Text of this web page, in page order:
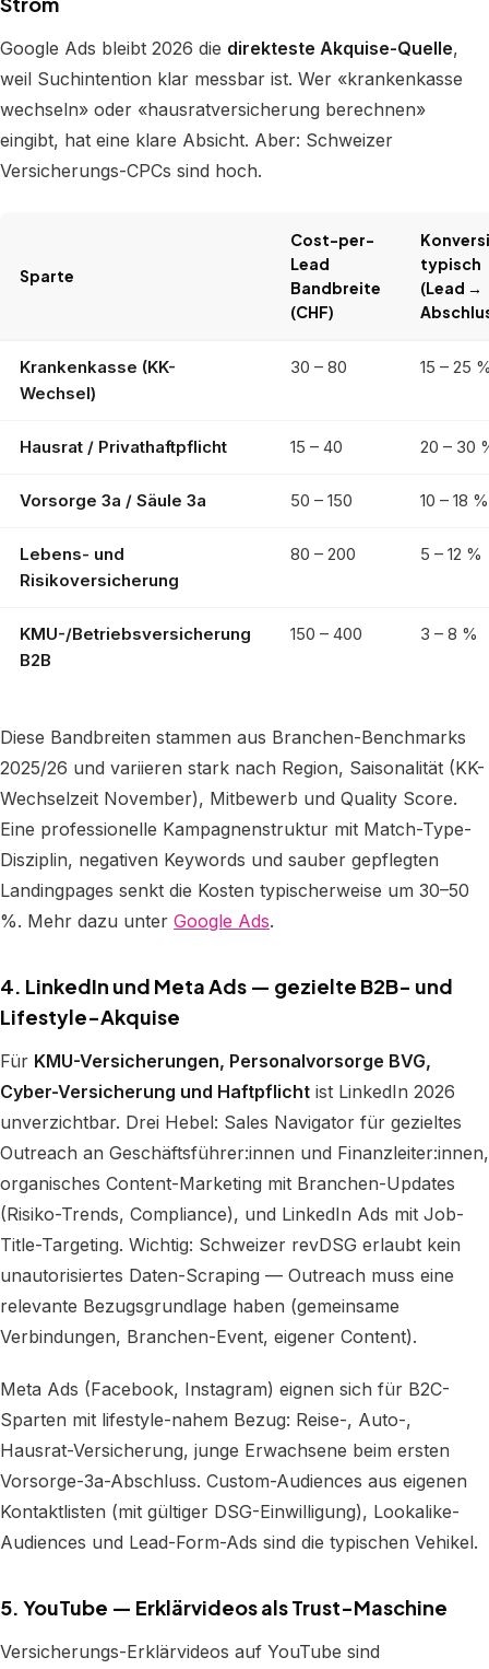
Google Ads bleibt 2026 die direkteste Akquise-Quelle,
weil Suchintention klar messbar ist. Wer «krankenkasse
wechseln» oder «hausratversicherung berechnen»
eingibt, hat eine klare Absicht. Aber: Schweizer
Versicherungs-CPCs sind hoch.
Sparte
Cost-per-
Lead
Bandbreite
(CHF)
typisch
(Lead →
Krankenkasse (KK-
Wechsel)
30 – 80 15 – 25
Hausrat / Privathaftpflicht 15 – 40 20 – 30
Vorsorge 3a / Säule 3a 50 – 150 10 – 18 %
Lebens- und
Risikoversicherung
80 – 200 5 – 12 %
KMU-/Betriebsversicherung
B2B
150 – 400 3 – 8 %
Diese Bandbreiten stammen aus Branchen-Benchmarks
2025/26 und variieren stark nach Region, Saisonalität (KK-
Wechselzeit November), Mitbewerb und Quality Score.
Eine professionelle Kampagnenstruktur mit Match-Type-
Disziplin, negativen Keywords und sauber gepflegten
Landingpages senkt die Kosten typischerweise um 30–50
%. Mehr dazu unter Google Ads.
4. LinkedIn und Meta Ads — gezielte B2B- und
Lifestyle-Akquise
Für KMU-Versicherungen, Personalvorsorge BVG,
Cyber-Versicherung und Haftpflicht ist LinkedIn 2026
unverzichtbar. Drei Hebel: Sales Navigator für gezieltes
Outreach an Geschäftsführer:innen und Finanzleiter:innen,
organisches Content-Marketing mit Branchen-Updates
(Risiko-Trends, Compliance), und LinkedIn Ads mit Job-
Title-Targeting. Wichtig: Schweizer revDSG erlaubt kein
unautorisiertes Daten-Scraping — Outreach muss eine
relevante Bezugsgrundlage haben (gemeinsame
Verbindungen, Branchen-Event, eigener Content).
Meta Ads (Facebook, Instagram) eignen sich für B2C-
Sparten mit lifestyle-nahem Bezug: Reise-, Auto-,
Hausrat-Versicherung, junge Erwachsene beim ersten
Vorsorge-3a-Abschluss. Custom-Audiences aus eigenen
Kontaktlisten (mit gültiger DSG-Einwilligung), Lookalike-
Audiences und Lead-Form-Ads sind die typischen Vehikel.
5. YouTube — Erklärvideos als Trust-Maschine
Versicherungs-Erklärvideos auf YouTube sind